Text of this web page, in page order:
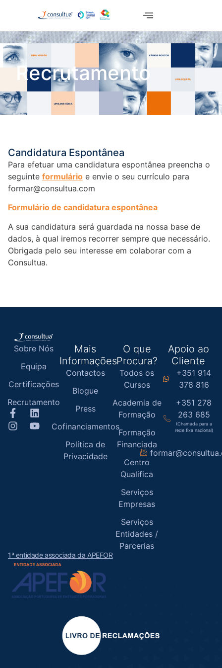
Recrutamento
Candidatura Espontânea
Para efetuar uma candidatura espontânea preencha o
seguinte formulário e envie o seu currículo para
formar@consultua.com
Formulário de candidatura espontânea
A sua candidatura será guardada na nossa base de
dados, à qual iremos recorrer sempre que necessário.
Obrigada pelo seu interesse em colaborar com a
Consultua.
Sobre Nós
Equipa
Certificações
Recrutamento
Mais
Informações
Contactos
Blogue
Press
Cofinanciamentos
Política de
Privacidade
O que
Procura?
Todos os
Cursos
Academia de
Formação
Formação
Financiada
Centro
Qualifica
Serviços
Empresas
Serviços
Entidades /
Parcerias
Apoio ao
Cliente
+351 914
378 816
+351 278
263 685
(Chamada para a
rede fixa nacional)
1ª entidade associada da APEFOR